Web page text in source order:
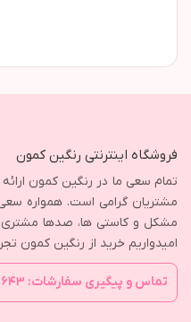
فروشگاه اینترنتی رنگین کمون
تمام سعی ما در رنگین کمون
مشتریان گرامی است. همواره
مشکل و کاستی ها، صدها مشتری
امیدواریم خرید از رنگین کمون
تماس و پیگیری سفارشات: ۶۲۷۳۶۴۳-۰۹۱۹